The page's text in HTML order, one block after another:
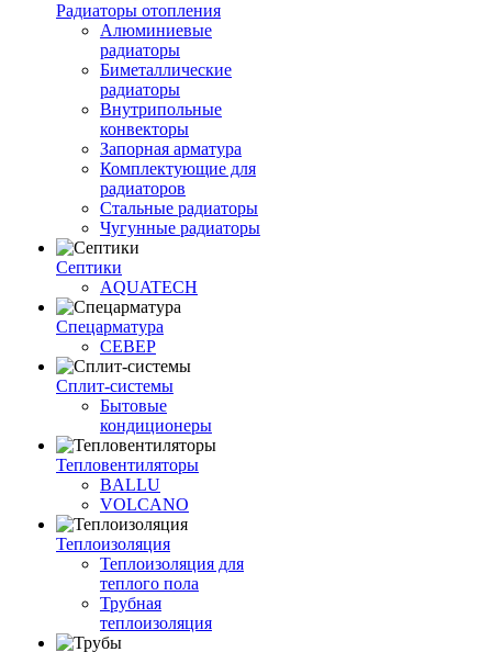
Радиаторы отопления
Алюминиевые
радиаторы
Биметаллические
радиаторы
Внутрипольные
конвекторы
Запорная арматура
Комплектующие для
радиаторов
Стальные радиаторы
Чугунные радиаторы
Септики
AQUATECH
Спецарматура
СЕВЕР
Сплит-системы
Бытовые
кондиционеры
Тепловентиляторы
BALLU
VOLCANO
Теплоизоляция
Теплоизоляция для
теплого пола
Трубная
теплоизоляция